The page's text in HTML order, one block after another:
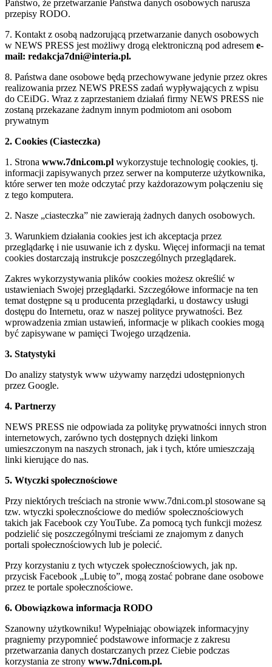
Państwo, że przetwarzanie Państwa danych osobowych narusza
przepisy RODO.
7. Kontakt z osobą nadzorującą przetwarzanie danych osobowych
w NEWS PRESS jest możliwy drogą elektroniczną pod adresem e-
mail: redakcja7dni@interia.pl.
8. Państwa dane osobowe będą przechowywane jedynie przez okres
realizowania przez NEWS PRESS zadań wypływających z wpisu
do CEiDG. Wraz z zaprzestaniem działań firmy NEWS PRESS nie
zostaną przekazane żadnym innym podmiotom ani osobom
prywatnym
2. Cookies (Ciasteczka)
1. Strona www.7dni.com.pl wykorzystuje technologię cookies, tj.
informacji zapisywanych przez serwer na komputerze użytkownika,
które serwer ten może odczytać przy każdorazowym połączeniu się
z tego komputera.
2. Nasze „ciasteczka” nie zawierają żadnych danych osobowych.
3. Warunkiem działania cookies jest ich akceptacja przez
przeglądarkę i nie usuwanie ich z dysku. Więcej informacji na temat
cookies dostarczają instrukcje poszczególnych przeglądarek.
Zakres wykorzystywania plików cookies możesz określić w
ustawieniach Swojej przeglądarki. Szczegółowe informacje na ten
temat dostępne są u producenta przeglądarki, u dostawcy usługi
dostępu do Internetu, oraz w naszej polityce prywatności. Bez
wprowadzenia zmian ustawień, informacje w plikach cookies mogą
być zapisywane w pamięci Twojego urządzenia.
3. Statystyki
Do analizy statystyk www używamy narzędzi udostępnionych
przez Google.
4. Partnerzy
NEWS PRESS nie odpowiada za politykę prywatności innych stron
internetowych, zarówno tych dostępnych dzięki linkom
umieszczonym na naszych stronach, jak i tych, które umieszczają
linki kierujące do nas.
5. Wtyczki społecznościowe
Przy niektórych treściach na stronie www.7dni.com.pl stosowane są
tzw. wtyczki społecznościowe do mediów społecznościowych
takich jak Facebook czy YouTube. Za pomocą tych funkcji możesz
podzielić się poszczególnymi treściami ze znajomym z danych
portali społecznościowych lub je polecić.
Przy korzystaniu z tych wtyczek społecznościowych, jak np.
przycisk Facebook „Lubię to”, mogą zostać pobrane dane osobowe
przez te portale społecznościowe.
6. Obowiązkowa informacja RODO
Szanowny użytkowniku! Wypełniając obowiązek informacyjny
pragniemy przypomnieć podstawowe informacje z zakresu
przetwarzania danych dostarczanych przez Ciebie podczas
korzystania ze strony www.7dni.com.pl.